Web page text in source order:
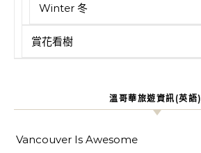
Winter 冬
賞花看樹
溫哥華旅遊資訊(英語)
Vancouver Is Awesome